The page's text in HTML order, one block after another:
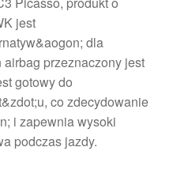
jest
dla
przeznaczony jest
gotowy do
co zdecydowanie
i zapewnia wysoki
podczas jazdy.